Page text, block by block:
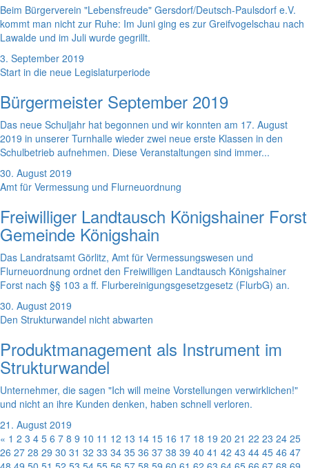
Beim Bürgerverein "Lebensfreude" Gersdorf/Deutsch-Paulsdorf e.V.
kommt man nicht zur Ruhe: Im Juni ging es zur Greifvogelschau nach
Lawalde und im Juli wurde gegrillt.
3. September 2019
Start in die neue Legislaturperiode
Bürgermeister September 2019
Das neue Schuljahr hat begonnen und wir konnten am 17. August
2019 in unserer Turnhalle wieder zwei neue erste Klassen in den
Schulbetrieb aufnehmen. Diese Veranstaltungen sind immer...
30. August 2019
Amt für Vermessung und Flurneuordnung
Freiwilliger Landtausch Königshainer Forst
Gemeinde Königshain
Das Landratsamt Görlitz, Amt für Vermessungswesen und
Flurneuordnung ordnet den Freiwilligen Landtausch Königshainer
Forst nach §§ 103 a ff. Flurbereinigungsgesetzgesetz (FlurbG) an.
30. August 2019
Den Strukturwandel nicht abwarten
Produktmanagement als Instrument im
Strukturwandel
Unternehmer, die sagen "Ich will meine Vorstellungen verwirklichen!"
und nicht an ihre Kunden denken, haben schnell verloren.
21. August 2019
« 1 2 3 4 5 6 7 8 9 10 11 12 13 14 15 16 17 18 19 20 21 22 23 24 25
26 27 28 29 30 31 32 33 34 35 36 37 38 39 40 41 42 43 44 45 46 47